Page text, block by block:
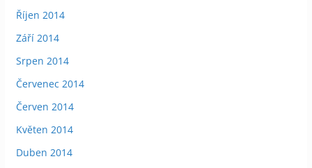
Říjen 2014
Září 2014
Srpen 2014
Červenec 2014
Červen 2014
Květen 2014
Duben 2014